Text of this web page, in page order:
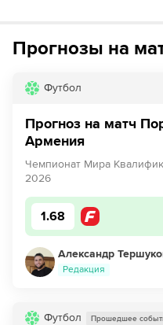
Прогнозы на
Футбол
Прогноз на матч
Армения
Чемпионат Мира
2026
1.68
Александр
Редакция
Футбол Прошедшее